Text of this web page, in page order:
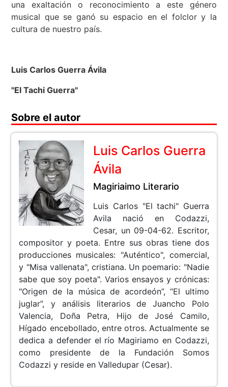
una exaltación o reconocimiento a este género
musical que se ganó su espacio en el folclor y la
cultura de nuestro país.
Luis Carlos Guerra Ávila
"El Tachi Guerra"
Sobre el autor
Luis Carlos Guerra
Ávila
Magiriaimo Literario
Luis Carlos "El tachi" Guerra
Avila nació en Codazzi,
Cesar, un 09-04-62. Escritor,
compositor y poeta. Entre sus obras tiene dos
producciones musicales: "Auténtico", comercial,
y "Misa vallenata", cristiana. Un poemario: "Nadie
sabe que soy poeta". Varios ensayos y crónicas:
"Origen de la música de acordeón”, “El ultimo
juglar”, y análisis literarios de Juancho Polo
Valencia, Doña Petra, Hijo de José Camilo,
Hígado encebollado, entre otros. Actualmente se
dedica a defender el río Magiriamo en Codazzi,
como presidente de la Fundación Somos
Codazzi y reside en Valledupar (Cesar).